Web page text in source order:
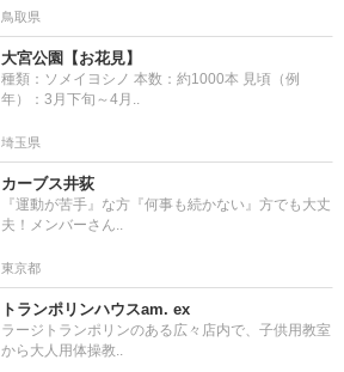
鳥取県
大宮公園【お花見】
種類：ソメイヨシノ 本数：約1000本 見頃（例
年）：3月下旬～4月..
埼玉県
カーブス井荻
『運動が苦手』な方『何事も続かない』方でも大丈
夫！メンバーさん..
東京都
トランポリンハウスam. ex
ラージトランポリンのある広々店内で、子供用教室
から大人用体操教..